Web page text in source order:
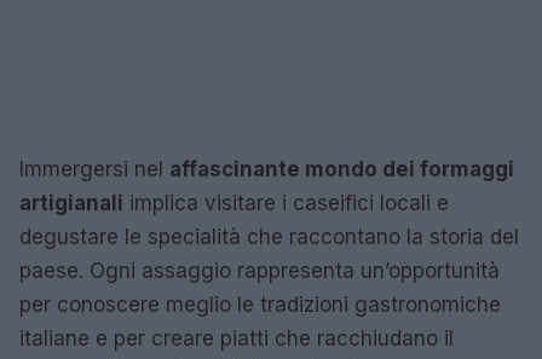
Immergersi nel affascinante mondo dei formaggi
artigianali implica visitare i caseifici locali e
degustare le specialità che raccontano la storia del
paese. Ogni assaggio rappresenta un’opportunità
per conoscere meglio le tradizioni gastronomiche
italiane e per creare piatti che racchiudano il